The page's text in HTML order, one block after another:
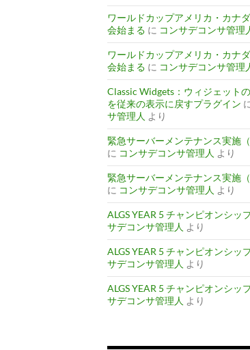
ワールドカップアメリカ・カナ
会始まる に コンサデコンサ管理
ワールドカップアメリカ・カナ
会始まる に コンサデコンサ管理
Classic Widgets：ウィジェット
を従来の表示に戻すプラグイン
サ管理人 より
緊急サーバーメンテナンス実施
に コンサデコンサ管理人 より
緊急サーバーメンテナンス実施
に コンサデコンサ管理人 より
ALGS YEAR 5 チャンピオンシッ
サデコンサ管理人 より
ALGS YEAR 5 チャンピオンシッ
サデコンサ管理人 より
ALGS YEAR 5 チャンピオンシッ
サデコンサ管理人 より